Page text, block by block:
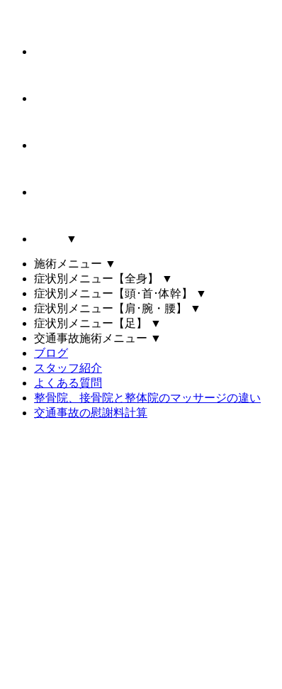
▼
施術メニュー ▼
症状別メニュー【全身】
▼
症状別メニュー【頭･首･体幹】
▼
症状別メニュー【肩･腕・腰】
▼
症状別メニュー【足】
▼
交通事故施術メニュー ▼
ブログ
スタッフ紹介
よくある質問
整骨院、接骨院と整体院のマッサージの違い
交通事故の慰謝料計算